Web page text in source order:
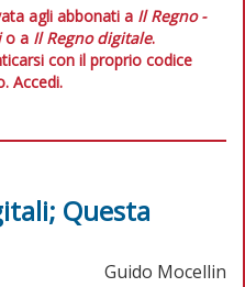
agli abbonati a Il Regno -
o a Il Regno digitale.
con il proprio codice
Accedi.
Questa
Guido Mocellin